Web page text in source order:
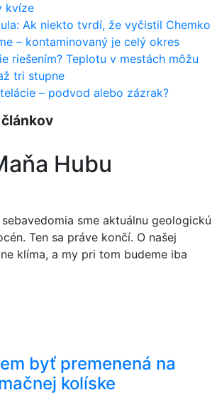
kvíze
Ak niekto tvrdí, že vyčistil Chemko
– kontaminovaný je celý okres
riešením? Teplotu v mestách môžu
tri stupne
– podvod alebo zázrak?
Hubu
sme aktuálnu geologickú
Ten sa práve končí. O našej
klíma, a my pri tom budeme iba
byť premenená na
kolíske